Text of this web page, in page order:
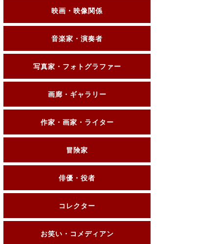
映画・映像関係
音楽家・演奏者
写真家・フォトグラファー
画廊・ギャラリー
作家・画家・ライター
冒険家
俳優・役者
コレクター
お笑い・コメディアン